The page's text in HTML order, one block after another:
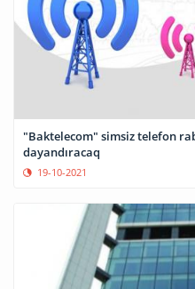
"Baktelecom" simsiz telefon
dayandıracaq
19-10-2021